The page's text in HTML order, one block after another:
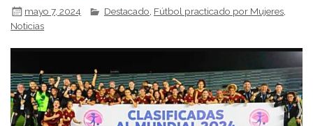
mayo 7, 2024 Destacado Fútbol practicado por Mujeres
Noticias